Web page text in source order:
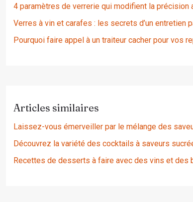
4 paramètres de verrerie qui modifient la précision
Verres à vin et carafes : les secrets d’un entretien
Pourquoi faire appel à un traiteur cacher pour vos
Articles similaires
Laissez-vous émerveiller par le mélange des
Découvrez la variété des cocktails à saveurs
Recettes de desserts à faire avec des vins et des